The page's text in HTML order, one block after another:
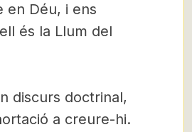
en Déu, i ens
és la Llum del
discurs doctrinal,
a creure-hi.